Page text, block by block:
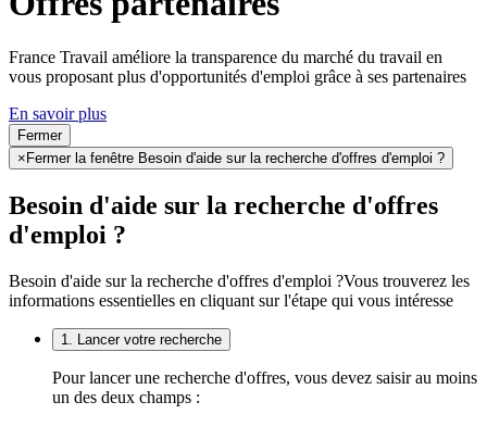
France Travail améliore la transparence du marché du travail en
vous proposant plus d'opportunités d'emploi grâce à ses partenaires
En savoir plus
Fermer
× Fermer la fenêtre Besoin d'aide sur la recherche d'offres d'emploi ?
Besoin d'aide sur la recherche d'offres
d'emploi ?
Besoin d'aide sur la recherche d'offres d'emploi ?Vous trouverez les
informations essentielles en cliquant sur l'étape qui vous intéresse
1. Lancer votre recherche
Pour lancer une recherche d'offres, vous devez saisir au moins
un des deux champs :